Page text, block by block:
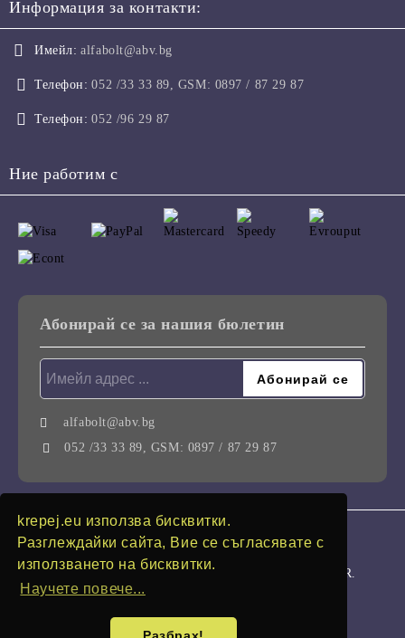
krepej.eu използва бисквитки.
Разглеждайки сайта, Вие се съгласявате с
използването на бисквитки.
Научете повече...
Информация за контакти:
Имейл: alfabolt@abv.bg
Телефон: 052 /33 33 89, GSM: 0897 / 87 29 87
Телефон: 052 /96 29 87
Ние работим с
Абонирай се за нашия бюлетин
alfabolt@abv.bg
052 /33 33 89, GSM: 0897 / 87 29 87
Нашият онлайн магазин е 100% съобразен с GDPR.